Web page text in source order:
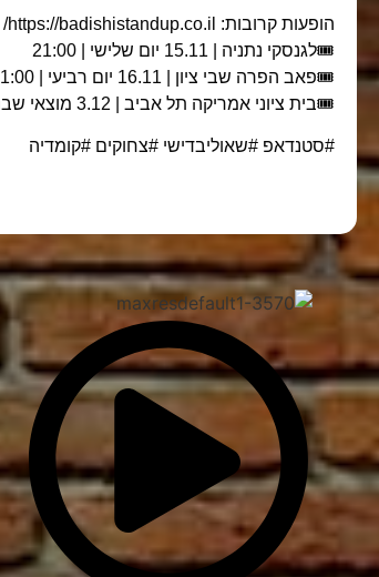
הופעות קרובות: https://badishistandup.co.il/
🎟️לגנסקי נתניה | 15.11 יום שלישי | 21:00
🎟️פאב הפרה שבי ציון | 16.11 יום רביעי | 21:00
🎟️בית ציוני אמריקה תל אביב | 3.12 מוצאי שבת | 21:00
#סטנדאפ #שאוליבדישי #צחוקים #קומדיה